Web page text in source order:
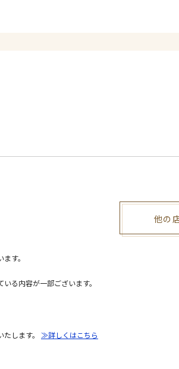
他の
す。
る内容が一部ございます。
します。 ≫詳しくはこちら